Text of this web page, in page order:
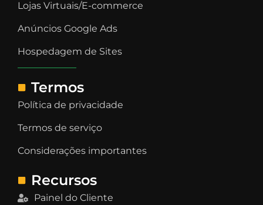
Lojas Virtuais/E-commerce
Anúncios Google Ads
Hospedagem de Sites
Termos
Política de privacidade
Termos de serviço
Considerações importantes
Recursos
Painel do Cliente